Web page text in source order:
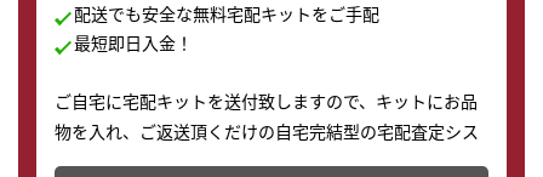
配送でも安全な無料宅配キットをご手配
最短即日入金！
ご自宅に宅配キットを送付致しますので、キットにお品
物を入れ、ご返送頂くだけの自宅完結型の宅配査定シス
テムです。